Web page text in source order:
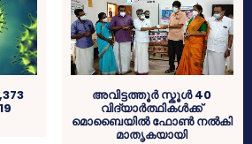
അവിട്ടത്തൂർ സ്കൂൾ 40
വിദ്യാർത്ഥികൾക്ക്
മൊബൈയിൽ ഫോൺ നൽകി
മാതൃകയായി